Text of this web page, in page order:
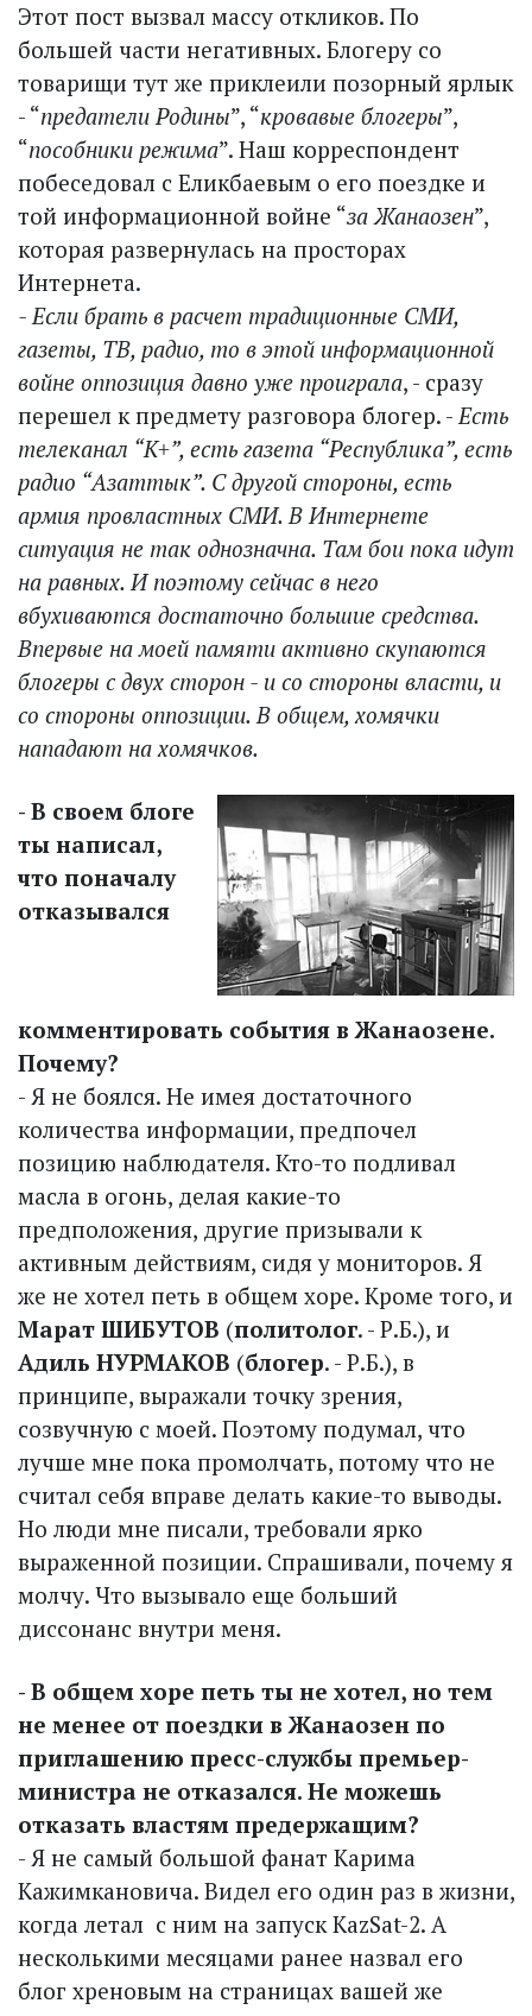
Этот пост вызвал массу откликов. По
большей части негативных. Блогеру со
товарищи тут же приклеили позорный ярлык
- “предатели Родины”, “кровавые блогеры”,
“пособники режима”. Наш корреспондент
побеседовал с Еликбаевым о его поездке и
той информационной войне “за Жанаозен”,
которая развернулась на просторах
Интернета.
- Если брать в расчет традиционные СМИ,
газеты, ТВ, радио, то в этой информационной
войне оппозиция давно уже проиграла, - сразу
перешел к предмету разговора блогер. -Есть
телеканал “К+”, есть газета “Республика”, есть
радио “Азаттык”. С другой стороны, есть
армия провластных СМИ. В Интернете
ситуация не так однозначна. Там бои пока идут
на равных. И поэтому сейчас в него
вбухиваются достаточно большие средства.
Впервые на моей памяти активно скупаются
блогеры с двух сторон - и со стороны власти, и
со стороны оппозиции. В общем, хомячки
нападают на хомячков.
- В своем блоге
ты написал,
что поначалу
отказывался
комментировать события в Жанаозене.
Почему?
- Я не боялся. Не имея достаточного
количества информации, предпочел
позицию наблюдателя. Кто-то подливал
масла в огонь, делая какие-то
предположения, другие призывали к
активным действиям, сидя у мониторов. Я
же не хотел петь в общем хоре. Кроме того, и
Марат ШИБУТОВ (политолог. - Р.Б.), и
Адиль НУРМАКОВ (блогер. - Р.Б.), в
принципе, выражали точку зрения,
созвучную с моей. Поэтому подумал, что
лучше мне пока промолчать, потому что не
считал себя вправе делать какие-то выводы.
Но люди мне писали, требовали ярко
выраженной позиции. Спрашивали, почему я
молчу. Что вызывало еще больший
диссонанс внутри меня.
- В общем хоре петь ты не хотел, но тем
не менее от поездки в Жанаозен по
приглашению пресс-службы премьер-
министра не отказался. Не можешь
отказать властям предержащим?
- Я не самый большой фанат Карима
Кажимкановича. Видел его один раз в жизни,
когда летал с ним на запуск КаzSat-2. А
несколькими месяцами ранее назвал его
блог хреновым на страницах вашей же